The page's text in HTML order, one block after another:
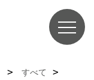
すべて